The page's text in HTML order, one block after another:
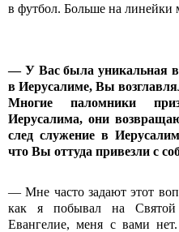
в футбол. Больше на линейки
— У Вас была уникальная
в Иерусалиме, Вы
Многие паломники
Иерусалима, они
след служение в
что Вы оттуда привезли с
— Мне часто задают этот
как я побывал на Святой
Евангелие, меня с вами